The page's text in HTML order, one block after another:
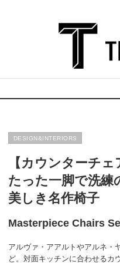
DESIGN&INTERIORS
【カウンターチェ
たった一脚で洗
美しき名作椅子
Masterpiece Chairs
アルヴァ・アアルトやアルネ・
ど。対面キッチンに合わせるカ